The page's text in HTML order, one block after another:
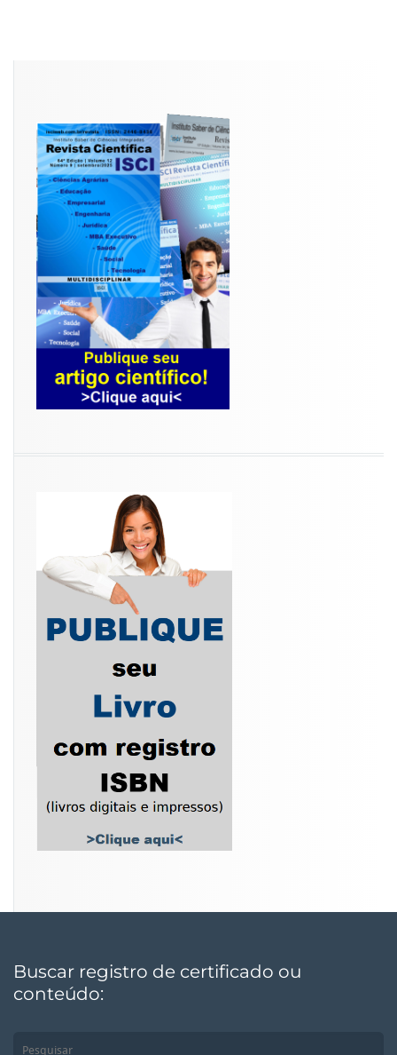
Buscar registro de certificado ou
conteúdo: